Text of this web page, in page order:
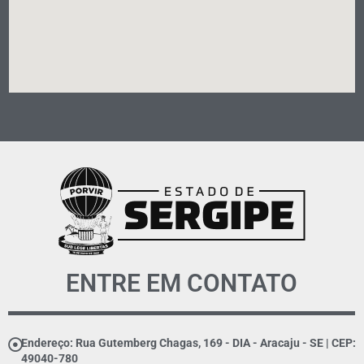
ENTRE EM CONTATO
Endereço: Rua Gutemberg Chagas, 169 - DIA - Aracaju - SE | CEP:
49040-780